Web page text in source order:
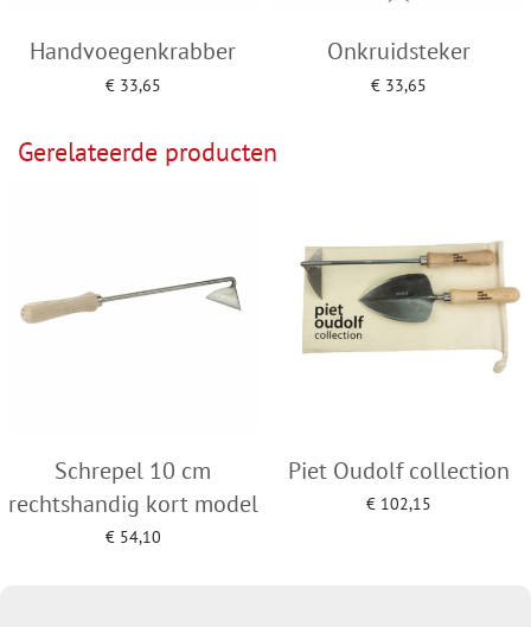
Handvoegenkrabber
€33,65
Onkruidsteker
€33,65
Gerelateerde producten
Schrepel 10 cm
rechtshandig kort model
€54,10
Piet Oudolf collection
€102,15